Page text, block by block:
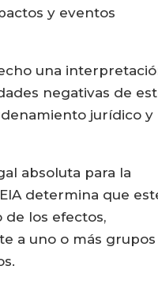
y eventos
una
negativas de
jurídico y
absoluta para la
determina que
los efectos,
a uno o más grupos